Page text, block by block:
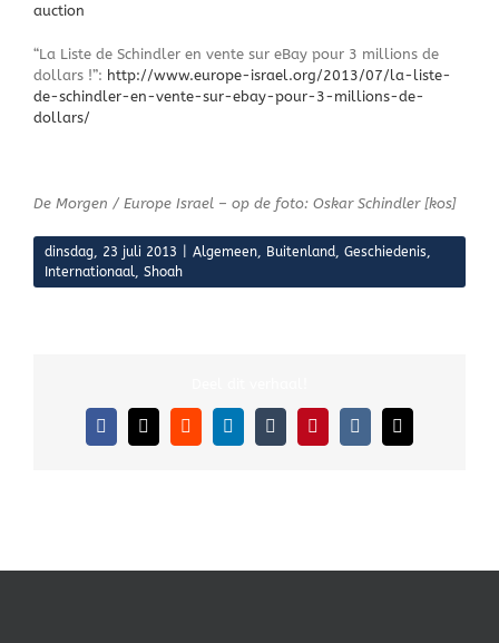
auction
“La Liste de Schindler en vente sur eBay pour 3 millions de
dollars !”: http://www.europe-israel.org/2013/07/la-liste-
de-schindler-en-vente-sur-ebay-pour-3-millions-de-
dollars/
De Morgen / Europe Israel – op de foto: Oskar Schindler [kos]
dinsdag, 23 juli 2013 Algemeen, Buitenland, Geschiedenis,
Internationaal, Shoah
Facebook
X RedditLinkedInTumblrPinterestVk
E-
mail